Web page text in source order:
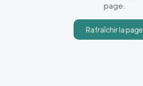
page.
Rafraîchir la page